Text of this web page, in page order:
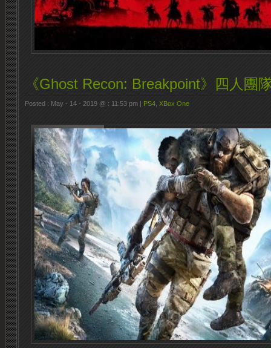
《Ghost Recon: Breakpoint》四人團
Posted : May - 14 - 2019 @ : 11:53 pm | PS4 XBox One